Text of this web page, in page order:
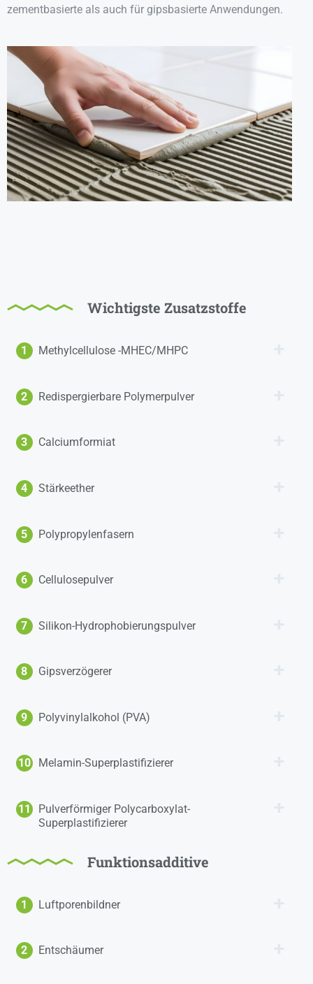
zementbasierte als auch für gipsbasierte Anwendungen.
Wichtigste Zusatzstoffe
1 Methylcellulose -MHEC/MHPC
2 Redispergierbare Polymerpulver
3 Calciumformiat
4 Stärkeether
5 Polypropylenfasern
6 Cellulosepulver
7 Silikon-Hydrophobierungspulver
8 Gipsverzögerer
9 Polyvinylalkohol (PVA)
10 Melamin-Superplastifizierer
11
Pulverförmiger Polycarboxylat-
Superplastifizierer
Funktionsadditive
1 Luftporenbildner
2 Entschäumer